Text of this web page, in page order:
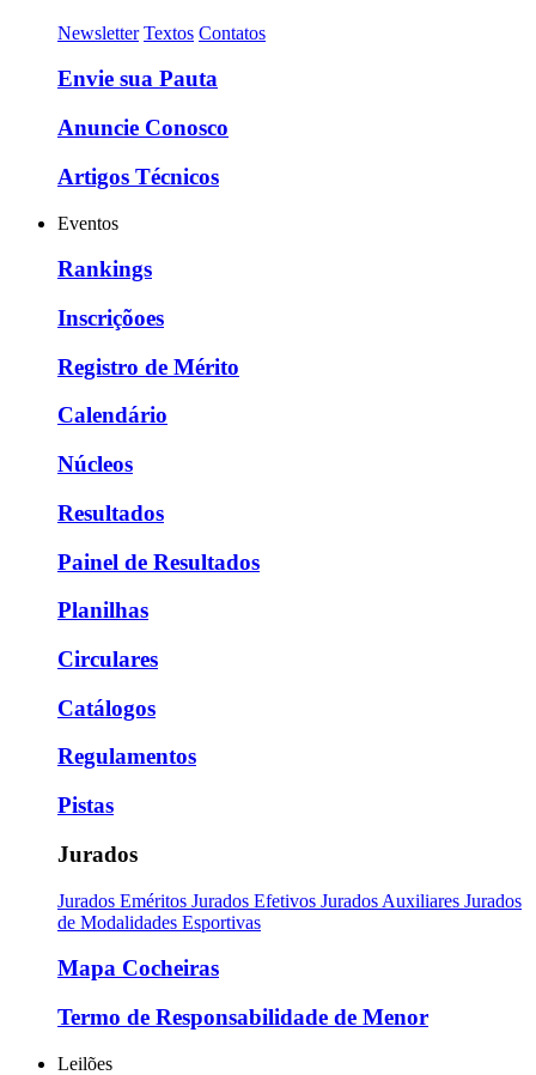
Newsletter Textos Contatos
Envie sua Pauta
Anuncie Conosco
Artigos Técnicos
Eventos
Rankings
Inscriçõoes
Registro de Mérito
Calendário
Núcleos
Resultados
Painel de Resultados
Planilhas
Circulares
Catálogos
Regulamentos
Pistas
Jurados
Jurados Eméritos Jurados Efetivos Jurados Auxiliares Jurados
de Modalidades Esportivas
Mapa Cocheiras
Termo de Responsabilidade de Menor
Leilões